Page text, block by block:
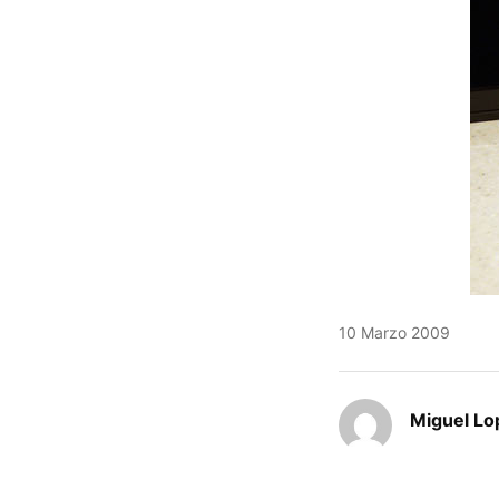
10 Marzo 2009
Miguel